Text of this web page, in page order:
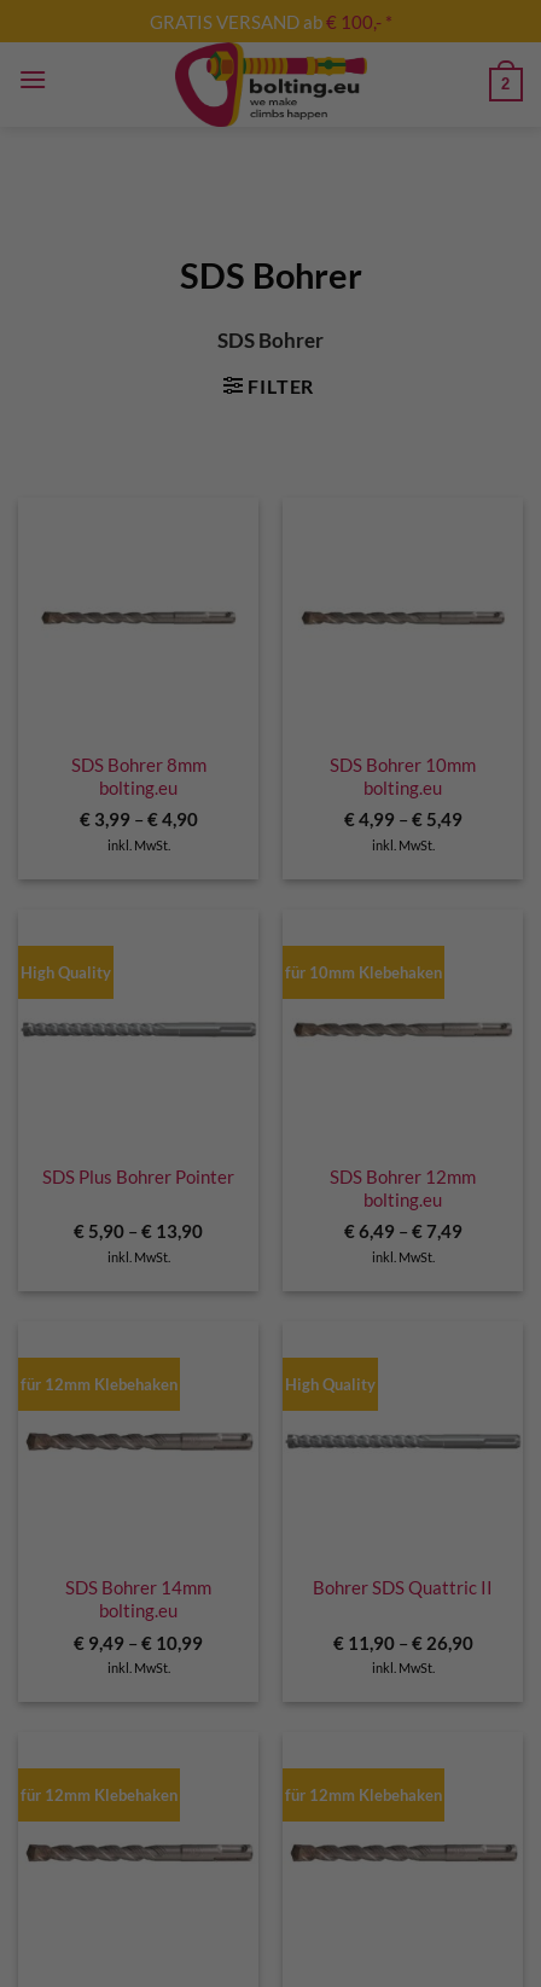
Inhalt
springen
GRATIS VERSAND ab€ 100,- *
2
SDS Bohrer
SDS Bohrer
FILTER
SDS Bohrer 8mm
bolting.eu
€3,99 – €4,90
inkl. MwSt.
SDS Bohrer 10mm
bolting.eu
€4,99 – €5,49
inkl. MwSt.
High Quality
SDS Plus Bohrer Pointer
€ 5,90 – € 13,90
inkl. MwSt.
für 10mm Klebehaken
SDS Bohrer 12mm
bolting.eu
€6,49 – €7,49
inkl. MwSt.
für 12mm Klebehaken
SDS Bohrer 14mm
bolting.eu
€ 9,49 – € 10,99
inkl. MwSt.
High Quality
Bohrer SDS Quattric II
€11,90– €26,90
inkl. MwSt.
für 12mm Klebehaken für 12mm Klebehaken